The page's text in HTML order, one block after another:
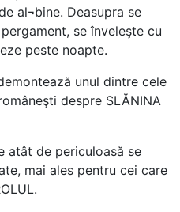
al¬bine. Deasupra se
se înveleşte cu
peste noapte.
unul dintre cele
despre SLĂNINA
atât de periculoasă se
mai ales pentru cei care